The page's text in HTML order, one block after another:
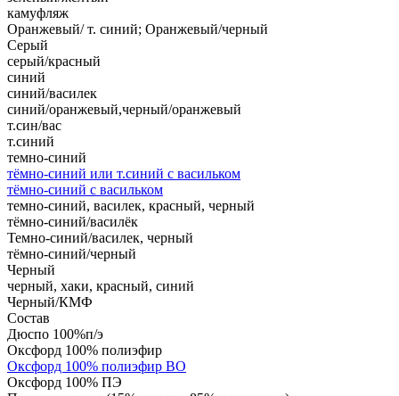
камуфляж
Оранжевый/ т. синий; Оранжевый/черный
Серый
серый/красный
синий
синий/василек
синий/оранжевый,черный/оранжевый
т.син/вас
т.синий
темно-синий
тёмно-синий или т.синий с васильком
тёмно-синий с васильком
темно-синий, василек, красный, черный
тёмно-синий/василёк
Темно-синий/василек, черный
тёмно-синий/черный
Черный
черный, хаки, красный, синий
Черный/КМФ
Состав
Дюспо 100%п/э
Оксфорд 100% полиэфир
Оксфорд 100% полиэфир ВО
Оксфорд 100% ПЭ